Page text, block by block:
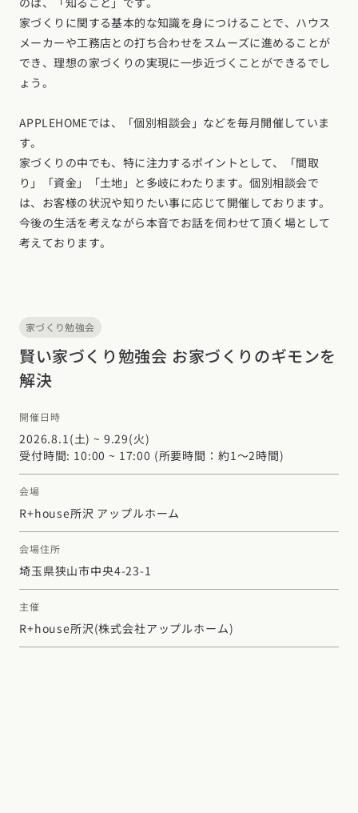
家づくりに関する基本的な知識を身につけることで、ハウス
メーカーや工務店との打ち合わせをスムーズに進めることが
でき、理想の家づくりの実現に一歩近づくことができるでし
ょう。
APPLEHOMEでは、「個別相談会」などを毎月開催していま
す。
家づくりの中でも、特に注力するポイントとして、「間取
り」「資金」「土地」と多岐にわたります。個別相談会で
は、お客様の状況や知りたい事に応じて開催しております。
今後の生活を考えながら本音でお話を伺わせて頂く場として
考えております。
家づくり勉強会
賢い家づくり勉強会 お家づくりのギモンを
解決
開催日時
2026.8.1(土) ~ 9.29(火)
受付時間: 10:00 ~ 17:00 (所要時間：約1～2時間)
会場
R+house所沢 アップルホーム
会場住所
埼玉県狭山市中央4-23-1
主催
R+house所沢(株式会社アップルホーム)